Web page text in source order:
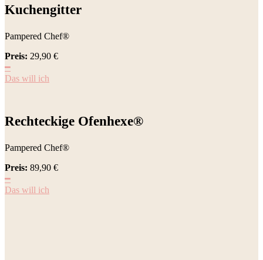
Kuchengitter
Pampered Chef®
Preis: 29,90 €
━
Das will ich
Rechteckige Ofenhexe®
Pampered Chef®
Preis: 89,90 €
━
Das will ich